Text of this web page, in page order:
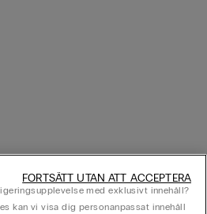
med exklusivt innehåll?
kan vi visa dig personanpassat innehåll
FORTSÄTT UTAN ATT ACCEPTERA